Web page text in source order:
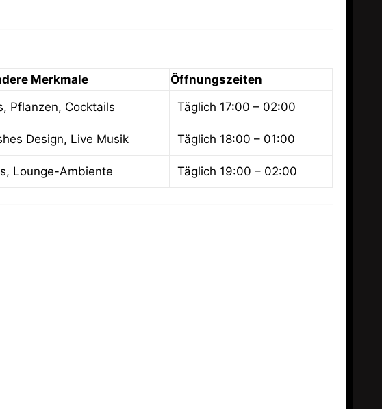
Merkmale
Öffnungszeiten
Pflanzen, Cocktails Täglich 17:00 – 02:00
Design, Live Musik Täglich 18:00 – 01:00
Lounge-Ambiente Täglich 19:00 – 02:00